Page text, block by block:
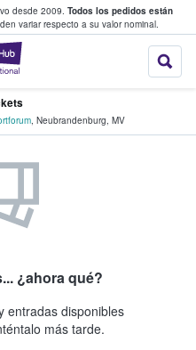
desde 2009. Todos los pedidos están
variar respecto a su valor nominal.
StubHub:
fans
, Neubrandenburg, MV
¿ahora qué?
entradas disponibles
más tarde.